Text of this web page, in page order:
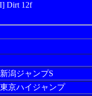
Dirt 12f
潟ジャンプS
東京ハイジャンプ